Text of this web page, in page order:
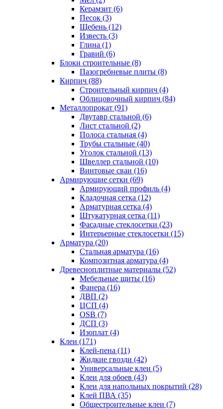
Керамзит (6)
Песок (3)
Щебень (12)
Известь (3)
Глина (1)
Гравий (6)
Блоки строительные (8)
Пазогребневые плиты (8)
Кирпич (88)
Строительный кирпич (4)
Облицовочный кирпич (84)
Металлопрокат (91)
Двутавр стальной (6)
Лист стальной (2)
Полоса стальная (4)
Трубы стальные (40)
Уголок стальной (13)
Швеллер стальной (10)
Винтовые сваи (16)
Армирующие сетки (69)
Армирующий профиль (4)
Кладочная сетка (12)
Арматурная сетка (4)
Штукатурная сетка (11)
Фасадные стеклосетки (23)
Интерьерные стеклосетки (15)
Арматура (20)
Стальная арматура (16)
Композитная арматура (4)
Древесноплитные материалы (52)
Мебельные щиты (16)
Фанера (16)
ДВП (2)
ЦСП (4)
OSB (7)
ДСП (3)
Изоплат (4)
Клеи (171)
Клей-пена (11)
Жидкие гвозди (42)
Универсальные клеи (5)
Клеи для обоев (43)
Клеи для напольных покрытий (28)
Клей ПВА (35)
Общестроительные клеи (7)